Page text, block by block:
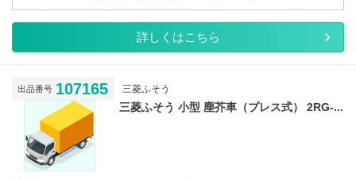
詳しくはこちら
出品番号 107165 三菱ふそう
三菱ふそう 小型 塵芥車（プレス式） 2RG-...